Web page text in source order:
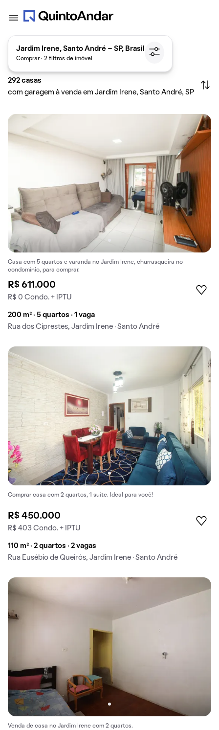
Jardim Irene, Santo André - SP, Brasil
Comprar · 2 filtros de imóvel
292 casas
com garagem à venda em Jardim Irene, Santo André, SP
Casa com 5 quartos e varanda no Jardim Irene, churrasqueira no
condomínio, para comprar.
R$ 611.000
R$ 0 Condo. + IPTU
200 m² · 5 quartos · 1 vaga
Rua dos Ciprestes, Jardim Irene · Santo André
Comprar casa com 2 quartos, 1 suíte. Ideal para você!
R$ 450.000
R$ 403 Condo. + IPTU
110 m² · 2 quartos · 2 vagas
Rua Eusébio de Queirós, Jardim Irene · Santo André
Venda de casa no Jardim Irene com 2 quartos.